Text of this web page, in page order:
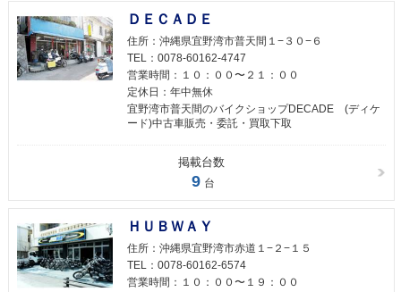
ＤＥＣＡＤＥ
住所： 沖縄県宜野湾市普天間１−３０−６
TEL： 0078-60162-4747
営業時間： １０：００〜２１：００
定休日： 年中無休
宜野湾市普天間のバイクショップDECADE (ディケ
ード)中古車販売・委託・買取下取
掲載台数
9 台
ＨＵＢＷＡＹ
住所： 沖縄県宜野湾市赤道１−２−１５
TEL： 0078-60162-6574
営業時間： １０：００〜１９：００